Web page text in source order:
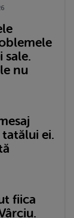
sale.
nu
ei.
fiica